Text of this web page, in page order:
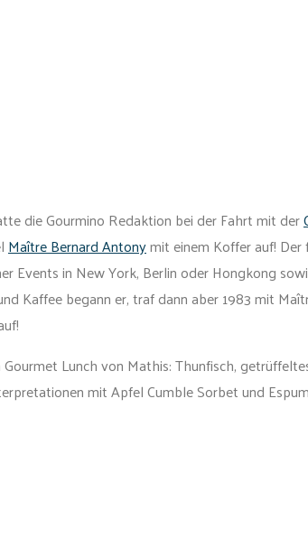
die Gourmino Redaktion bei der Fahrt mit der
Maître Bernard Antonymit einem Koffer auf!
Events in New York, Berlin oder Hongkong
Kaffee begann er, traf dann aber 1983 mit
Lunch von Mathis: Thunfisch,
mit Apfel Cumble Sorbet und